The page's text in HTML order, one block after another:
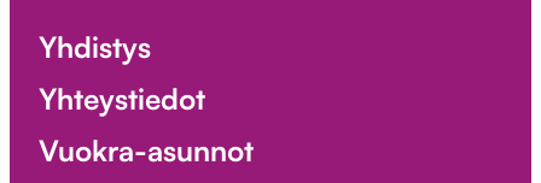
Yhdistys
Yhteystiedot
Vuokra-asunnot